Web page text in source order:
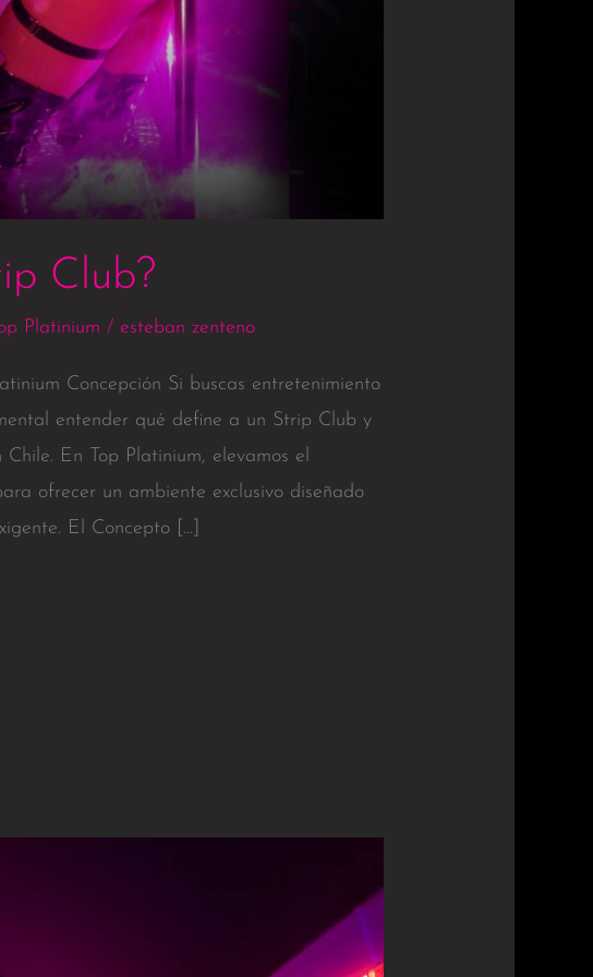
Club?
Platinium / esteban zenteno
Concepción Si buscas entretenimiento
entender qué define a un Strip Club y
En Top Platinium, elevamos el
ofrecer un ambiente exclusivo diseñado
El Concepto […]